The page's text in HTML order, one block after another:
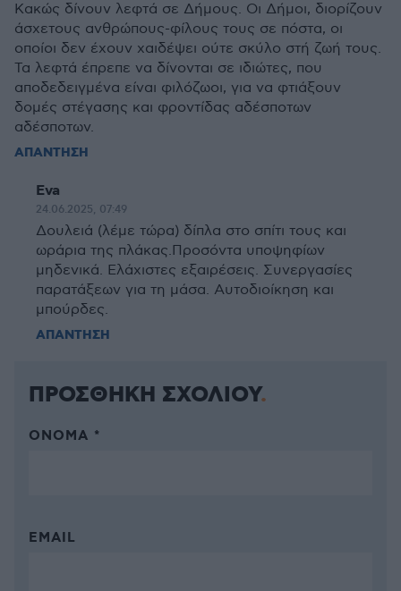
Κακώς δίνουν λεφτά σε Δήμους. Οι Δήμοι, διορίζουν
άσχετους ανθρώπους-φίλους τους σε πόστα, οι
οποίοι δεν έχουν χαιδέψει ούτε σκύλο στή ζωή τους.
Τα λεφτά έπρεπε να δίνονται σε ιδιώτες, που
αποδεδειγμένα είναι φιλόζωοι, για να φτιάξουν
δομές στέγασης και φροντίδας αδέσποτων
αδέσποτων.
ΑΠΑΝΤΗΣΗ
Eva
24.06.2025, 07:49
Δουλειά (λέμε τώρα) δίπλα στο σπίτι τους και
ωράρια της πλάκας.Προσόντα υποψηφίων
μηδενικά. Ελάχιστες εξαιρέσεις. Συνεργασίες
παρατάξεων για τη μάσα. Αυτοδιοίκηση και
μπούρδες.
ΑΠΑΝΤΗΣΗ
ΠΡΟΣΘΗΚΗ ΣΧΟΛΙΟΥ
ΌΝΟΜΑ *
EMAIL